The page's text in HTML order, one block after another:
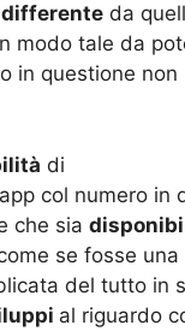
differente da
modo tale da
in questione non
di
col numero in
che sia
se fosse una
del tutto in
al riguardo